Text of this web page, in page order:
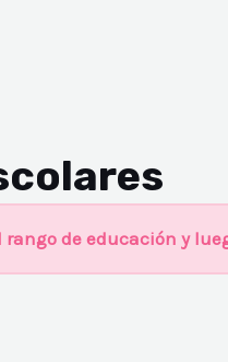
rango de educación y